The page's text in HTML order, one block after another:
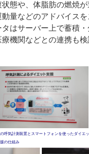
態や、体脂肪の燃焼が
量などのアドバイス
はサーバー上で蓄積
機関などとの連携も検
呼気計測装置とスマートフォンを使ったダイエッ
援の仕組み